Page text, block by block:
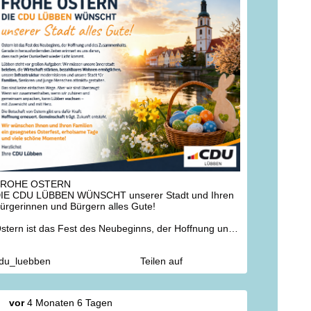
OSTERN
CDU LÜBBEN WÜNSCHT unserer Stadt und Ihren
und Bürgern alles Gute!
ist das Fest des Neubeginns, der Hoffnung und
wieder Licht kommt.
steht vor großen Aufgaben: Wir müssen unsere
modernisieren und unsere Stadt für Familien, Senioren
Teilen auf
vor4 Monaten 6 Tagen